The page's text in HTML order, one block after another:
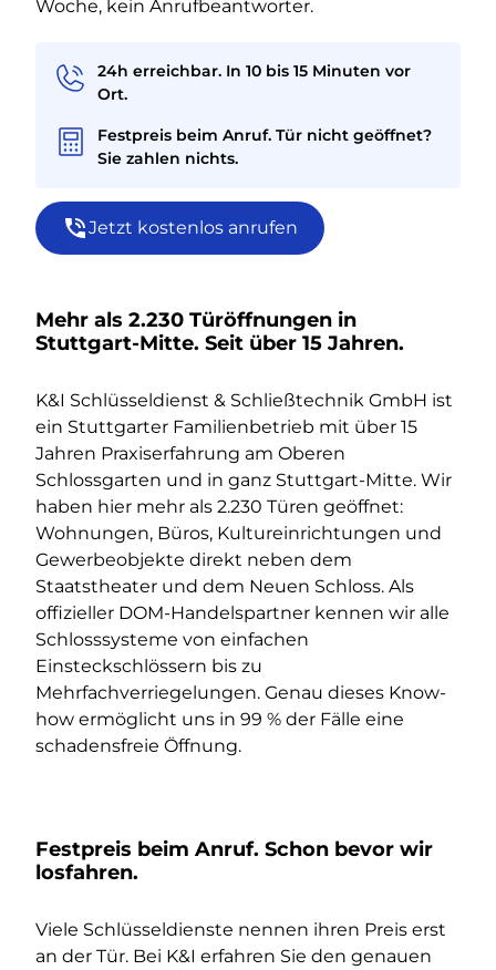
Woche, kein Anrufbeantworter.
24h erreichbar. In 10 bis 15 Minuten vor
Ort.
Festpreis beim Anruf. Tür nicht geöffnet?
Sie zahlen nichts.
Jetzt kostenlos anrufen
Mehr als 2.230 Türöffnungen in
Stuttgart-Mitte. Seit über 15 Jahren.
K&I Schlüsseldienst & Schließtechnik GmbH ist
ein Stuttgarter Familienbetrieb mit über 15
Jahren Praxiserfahrung am Oberen
Schlossgarten und in ganz Stuttgart-Mitte. Wir
haben hier mehr als 2.230 Türen geöffnet:
Wohnungen, Büros, Kultureinrichtungen und
Gewerbeobjekte direkt neben dem
Staatstheater und dem Neuen Schloss. Als
offizieller DOM-Handelspartner kennen wir alle
Schlosssysteme von einfachen
Einsteckschlössern bis zu
Mehrfachverriegelungen. Genau dieses Know-
how ermöglicht uns in 99 % der Fälle eine
schadensfreie Öffnung.
Festpreis beim Anruf. Schon bevor wir
losfahren.
Viele Schlüsseldienste nennen ihren Preis erst
an der Tür. Bei K&I erfahren Sie den genauen